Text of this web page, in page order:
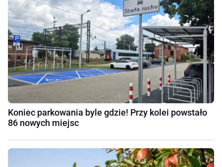
Koniec parkowania byle gdzie! Przy kolei powstało
86 nowych miejsc